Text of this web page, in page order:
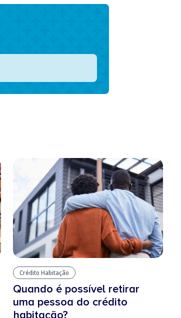
Crédito Habitação
Quando é possível retirar
uma pessoa do crédito
habitação?